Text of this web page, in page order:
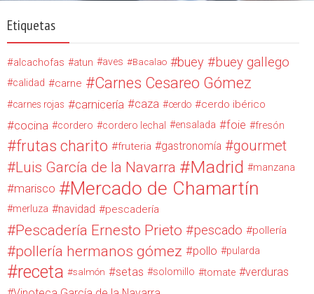
Etiquetas
alcachofas atun aves Bacalao buey buey gallego
calidad carne Carnes Cesareo Gómez
carnes rojas carnicería caza cerdo cerdo ibérico
cocina cordero cordero lechal ensalada foie fresón
frutas charito fruteria gastronomía gourmet
Luis García de la Navarra Madrid manzana
marisco Mercado de Chamartín
merluza navidad pescadería
Pescadería Ernesto Prieto pescado pollería
pollería hermanos gómez pollo pularda
receta salmón setas solomillo tomate
verduras